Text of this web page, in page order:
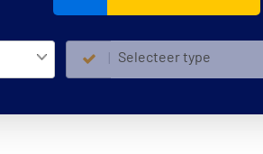
Selecteer type